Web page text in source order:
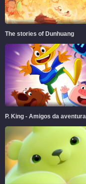
The stories of Dunhuang
P. King - Amigos da aventura